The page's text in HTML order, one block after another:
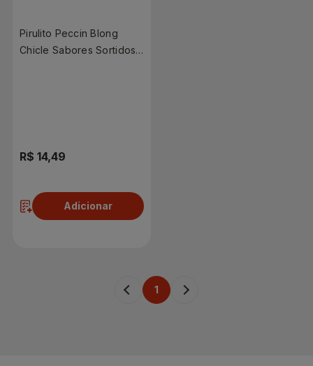
Pirulito Peccin Blong
Chicle Sabores Sortidos
R$ 14,49
Adicionar
1